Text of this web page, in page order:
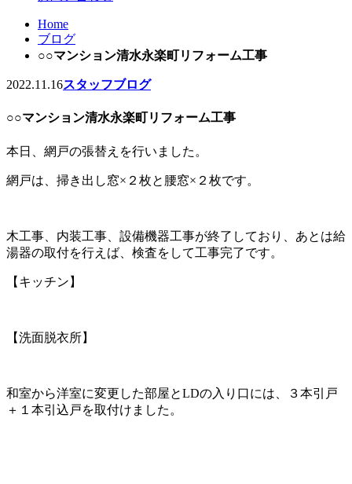
Home
ブログ
○○マンション清水永楽町リフォーム工事
2022.11.16スタッフブログ
○○マンション清水永楽町リフォーム工事
本日、網戸の張替えを行いました。
網戸は、掃き出し窓×２枚と腰窓×２枚です。
木工事、内装工事、設備機器工事が終了しており、あとは給
湯器の取付を行えば、検査をして工事完了です。
【キッチン】
【洗面脱衣所】
和室から洋室に変更した部屋とLDの入り口には、３本引戸
＋１本引込戸を取付けました。